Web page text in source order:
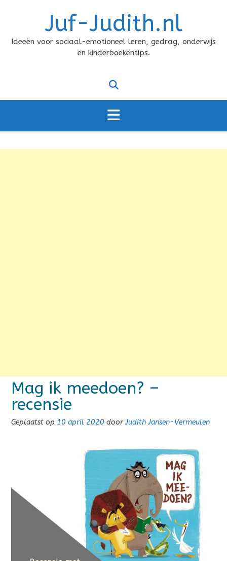
Juf-Judith.nl
Ideeën voor sociaal-emotioneel leren, gedrag, onderwijs
en kinderboekentips.
Mag ik meedoen? –
recensie
Geplaatst op 10 april 2020 doorJudith Jansen-Vermeulen